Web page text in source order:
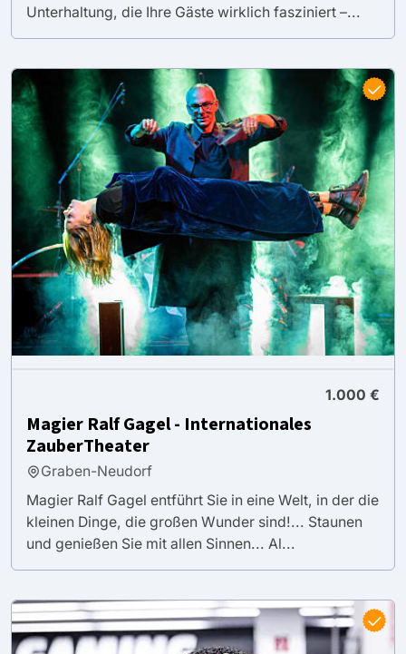
Unterhaltung, die Ihre Gäste wirklich fasziniert –...
1.000 €
Magier Ralf Gagel - Internationales
ZauberTheater
Graben-Neudorf
Magier Ralf Gagel entführt Sie in eine Welt, in der die
kleinen Dinge, die großen Wunder sind!... Staunen
und genießen Sie mit allen Sinnen... Al...